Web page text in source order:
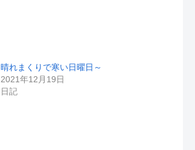
晴れまくりで寒い日曜日～
2021年12月19日
日記